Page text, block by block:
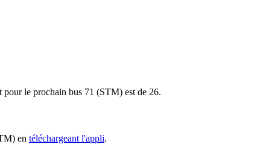
le prochain bus 71 (STM) est de 26.
en téléchargeant l'appli.